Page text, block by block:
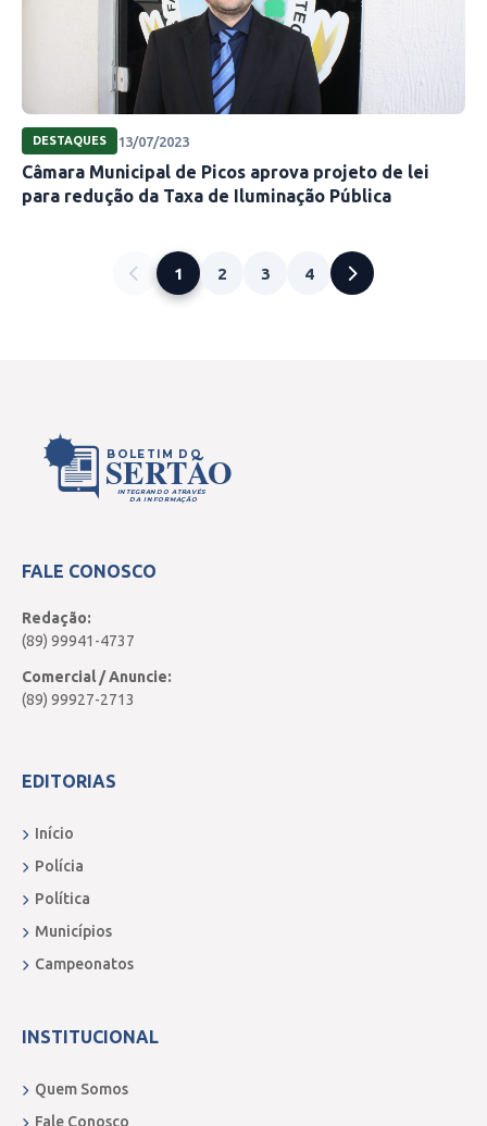
DESTAQUES 13/07/2023
Câmara Municipal de Picos aprova projeto de lei
para redução da Taxa de Iluminação Pública
1 2 3 4
BOLETIM DO
SERTÃO
INTEGRANDO ATRAVÉS
DA INFORMAÇÃO
FALE CONOSCO
Redação:
(89) 99941-4737
Comercial / Anuncie:
(89) 99927-2713
EDITORIAS
Início
Polícia
Política
Municípios
Campeonatos
INSTITUCIONAL
Quem Somos
Fale Conosco